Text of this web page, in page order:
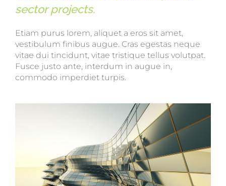
sector projects.
Etiam purus lorem, aliquet a eros sit amet,
vestibulum finibus augue. Cras egestas neque
vitae dui tincidunt, vitae tristique tellus volutpat.
Fusce justo ante, interdum in augue in,
commodo imperdiet turpis.